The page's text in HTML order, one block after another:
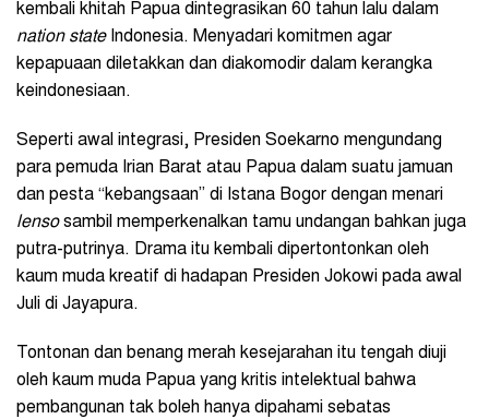
kembali khitah Papua dintegrasikan 60 tahun lalu dalam
nation state Indonesia. Menyadari komitmen agar
kepapuaan diletakkan dan diakomodir dalam kerangka
keindonesiaan.
Seperti awal integrasi, Presiden Soekarno mengundang
para pemuda Irian Barat atau Papua dalam suatu jamuan
dan pesta “kebangsaan” di Istana Bogor dengan menari
lensosambil memperkenalkan tamu undangan bahkan juga
putra-putrinya. Drama itu kembali dipertontonkan oleh
kaum muda kreatif di hadapan Presiden Jokowi pada awal
Juli di Jayapura.
Tontonan dan benang merah kesejarahan itu tengah diuji
oleh kaum muda Papua yang kritis intelektual bahwa
pembangunan tak boleh hanya dipahami sebatas